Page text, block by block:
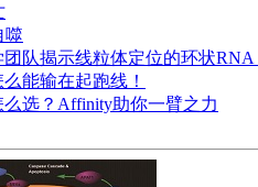
噬
队揭示线粒体定位的环状
能输在起跑线！
选？Affinity助你一臂之力